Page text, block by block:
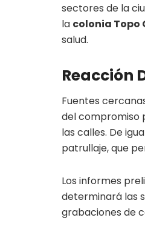
sectores de la
la colonia Topo
salud.
Reacción
Fuentes
del compromiso
las calles. De
patrullaje, que
Los informes
determinará las
grabaciones de